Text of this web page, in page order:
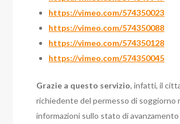
https://vimeo.com/574350023
https://vimeo.com/574350088
https://vimeo.com/574350128
https://vimeo.com/574350045
Grazie a questo servizio, infatti, il
richiedente del permesso di soggiorno
informazioni sullo stato di